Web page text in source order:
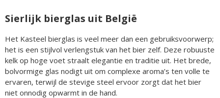
Sierlijk bierglas uit België
Het Kasteel bierglas is veel meer dan een gebruiksvoorwerp;
het is een stijlvol verlengstuk van het bier zelf. Deze robuuste
kelk op hoge voet straalt elegantie en traditie uit. Het brede,
bolvormige glas nodigt uit om complexe aroma’s ten volle te
ervaren, terwijl de stevige steel ervoor zorgt dat het bier
niet onnodig opwarmt in de hand.